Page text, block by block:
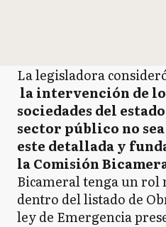
La legisladora
la intervención de
sociedades del
sector público no
este detallada y
la Comisión
Bicameral tenga un rol
dentro del listado de
ley de Emergencia